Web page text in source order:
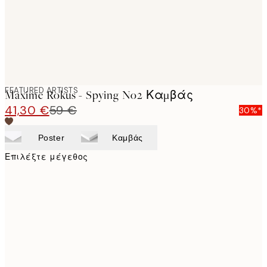
FEATURED ARTISTS
Maxime Rokus - Spying No2 Καμβάς
41,30 €59 € 30%*
Poster Καμβάς
Επιλέξτε μέγεθος